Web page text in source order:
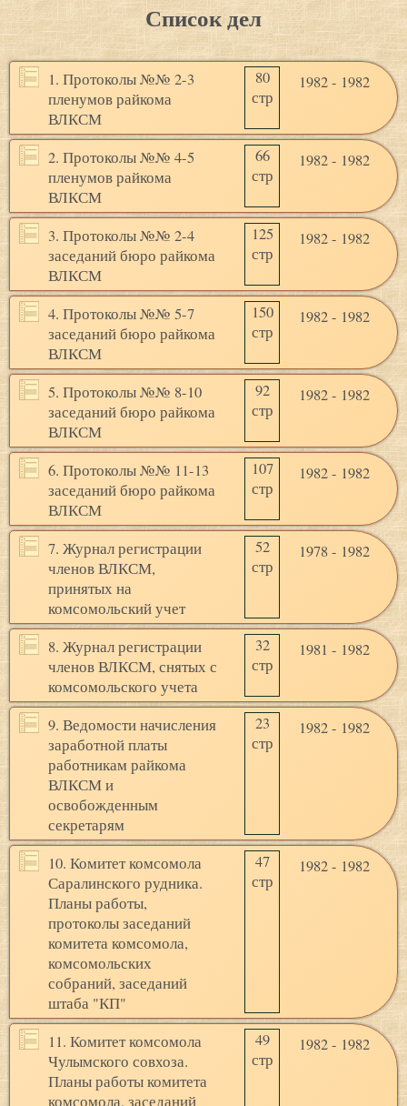
Список дел
1. Протоколы №№ 2-3
пленумов райкома
ВЛКСМ
80
стр
1982 - 1982
2. Протоколы №№ 4-5
пленумов райкома
ВЛКСМ
66
стр
1982 - 1982
3. Протоколы №№ 2-4
заседаний бюро райкома
ВЛКСМ
125
стр
1982 - 1982
4. Протоколы №№ 5-7
заседаний бюро райкома
ВЛКСМ
150
стр
1982 - 1982
5. Протоколы №№ 8-10
заседаний бюро райкома
ВЛКСМ
92
стр
1982 - 1982
6. Протоколы №№ 11-13
заседаний бюро райкома
ВЛКСМ
107
стр
1982 - 1982
7. Журнал регистрации
членов ВЛКСМ,
принятых на
комсомольский учет
52
стр
1978 - 1982
8. Журнал регистрации
членов ВЛКСМ, снятых с
комсомольского учета
32
стр
1981 - 1982
9. Ведомости начисления
заработной платы
работникам райкома
ВЛКСМ и
освобожденным
секретарям
23
стр
1982 - 1982
10. Комитет комсомола
Саралинского рудника.
Планы работы,
протоколы заседаний
комитета комсомола,
комсомольских
собраний, заседаний
штаба "КП"
47
стр
1982 - 1982
11. Комитет комсомола
Чулымского совхоза.
Планы работы комитета
комсомола, заседаний
49
стр
1982 - 1982